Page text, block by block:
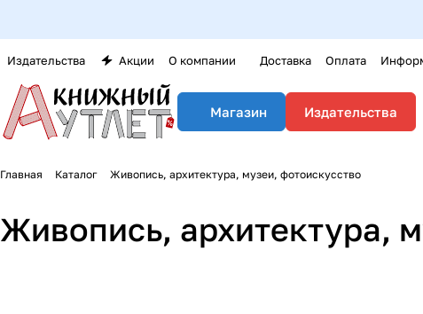
Оптовикам!
Издательства Акции О компании Доставка Оплата
Магазин Издательства
Главная Каталог Живопись, архитектура, музеи, фотоискусство
Живопись, архитектура,